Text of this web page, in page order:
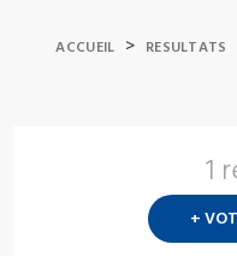
ACCUEIL > RESULTATS
1
+